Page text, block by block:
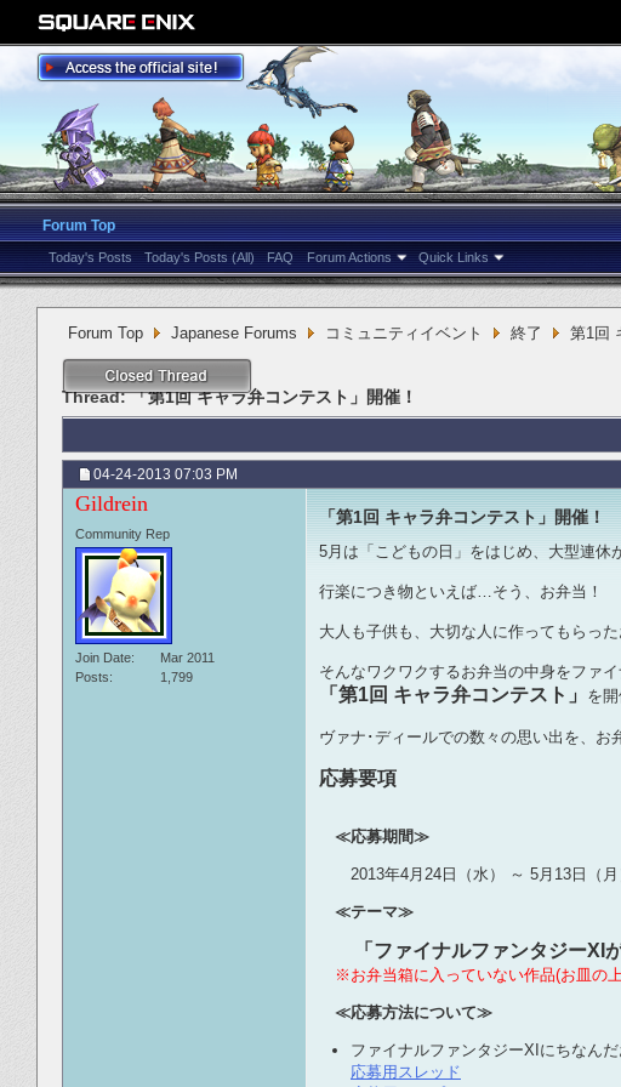
Forum Top
Today's Posts Today's Posts (All) FAQ Forum Actions Quick Links
Forum Top Japanese Forums コミュニティイベント 終了 第1回
Thread:「第1回 キャラ弁コンテスト」開催！
04-24-2013 07:03 PM
Gildrein
Community Rep
Join Date
Mar 2011
Posts
1,799
「第1回 キャラ弁コンテスト」開催！
5月は「こどもの日」をはじめ、大型連
行楽につき物といえば…そう、お弁当！
大人も子供も、大切な人に作ってもらっ
そんなワクワクするお弁当の中身をファ
「第1回 キャラ弁コンテスト」 を
ヴァナ･ディールでの数々の思い出を、お
応募要項
≪応募期間≫
2013年4月24日（水） ～ 5月13日（
≪テーマ≫
「ファイナルファンタジーXI
※お弁当箱に入っていない作品(お皿の
≪応募方法について≫
ファイナルファンタジーXIにちなん
応募用スレッド